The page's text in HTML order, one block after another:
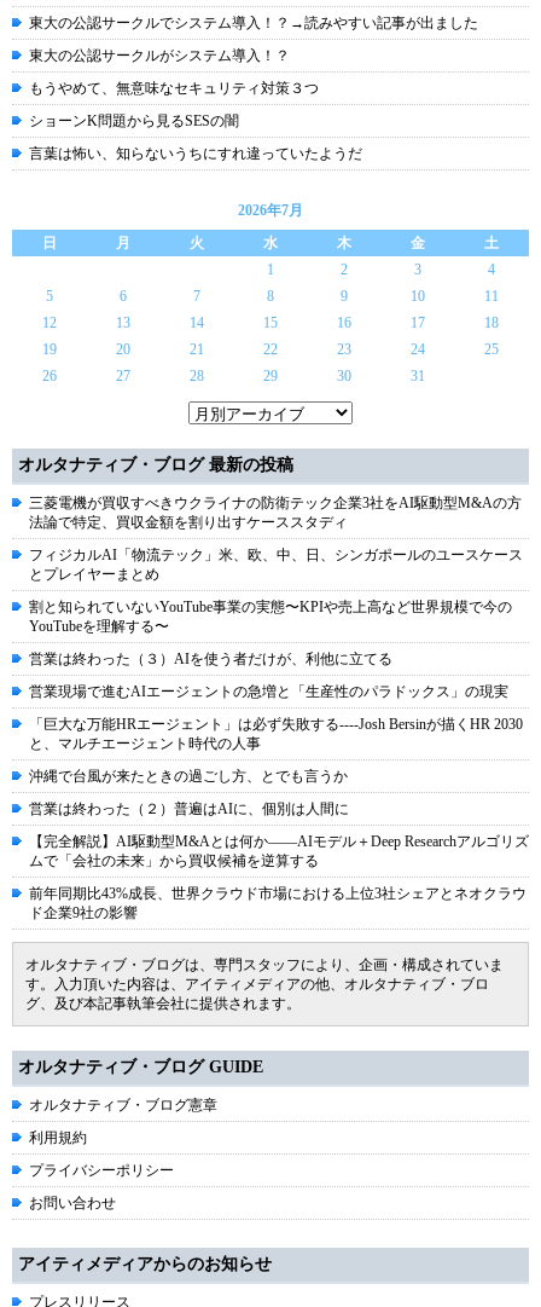
東大の公認サークルでシステム導入！？→読みやすい記事が出ました
東大の公認サークルがシステム導入！？
もうやめて、無意味なセキュリティ対策３つ
ショーンK問題から見るSESの闇
言葉は怖い、知らないうちにすれ違っていたようだ
2026年7月
日
月 火 水 木 金
土
1
2 3
4
5
6 7 8 9 10
11
12
13 14 15 16 17
18
19
20 21 22 23 24
25
26
27 28 29 30 31
オルタナティブ・ブログ 最新の投稿
三菱電機が買収すべきウクライナの防衛テック企業3社をAI駆動型M&Aの方
法論で特定、買収金額を割り出すケーススタディ
フィジカルAI「物流テック」米、欧、中、日、シンガポールのユースケース
とプレイヤーまとめ
割と知られていないYouTube事業の実態〜KPIや売上高など世界規模で今の
YouTubeを理解する〜
営業は終わった（３）AIを使う者だけが、利他に立てる
営業現場で進むAIエージェントの急増と「生産性のパラドックス」の現実
「巨大な万能HRエージェント」は必ず失敗する----Josh Bersinが描くHR 2030
と、マルチエージェント時代の人事
沖縄で台風が来たときの過ごし方、とでも言うか
営業は終わった（２）普遍はAIに、個別は人間に
【完全解説】AI駆動型M&Aとは何か――AIモデル＋Deep Researchアルゴリズ
ムで「会社の未来」から買収候補を逆算する
前年同期比43%成長、世界クラウド市場における上位3社シェアとネオクラウ
ド企業9社の影響
オルタナティブ・ブログは、専門スタッフにより、企画・構成されていま
す。入力頂いた内容は、アイティメディアの他、オルタナティブ・ブロ
グ、及び本記事執筆会社に提供されます。
オルタナティブ・ブログ GUIDE
オルタナティブ・ブログ憲章
利用規約
プライバシーポリシー
お問い合わせ
アイティメディアからのお知らせ
プレスリリース